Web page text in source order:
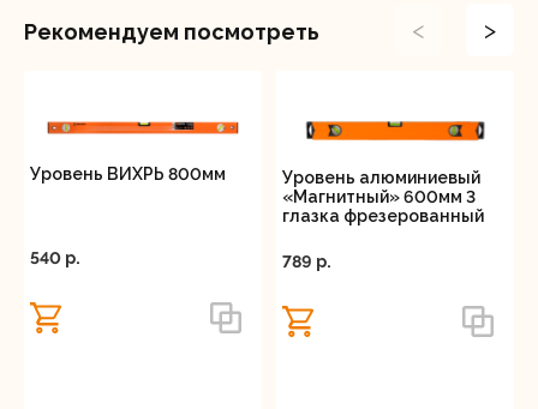
Рекомендуем посмотреть < >
Уровень ВИХРЬ 800мм
540 p.
Уровень алюминиевый
«Магнитный» 600мм 3
глазка фрезерованный
789 p.